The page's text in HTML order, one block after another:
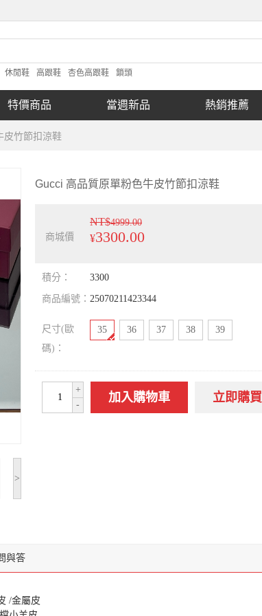
休閒鞋 高跟鞋 杏色高跟鞋 鎖頭
特價商品 當週新品 熱銷推薦
皮竹節扣涼鞋
>
Gucci 高品質原單粉色牛皮竹節扣涼鞋
NT$4999.00
商城價
¥3300.00
積分： 3300
商品編號： 25070211423344
尺寸(歐
碼)：
35 36 37 38 39
-
+
加入購物車 立即購買
與答
/金屬皮